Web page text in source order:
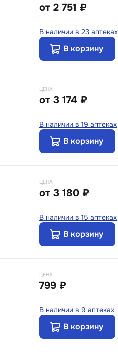
от 2 751 ₽
В наличии в 23 аптеках
В корзину
ЦЕНА
от 3 174 ₽
В наличии в 19 аптеках
В корзину
ЦЕНА
от 3 180 ₽
В наличии в 15 аптеках
В корзину
ЦЕНА
799 ₽
В наличии в 9 аптеках
В корзину